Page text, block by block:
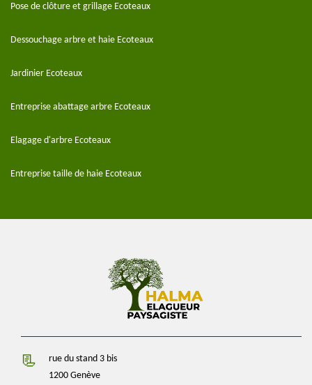
Pose de clôture et grillage Ecoteaux
Dessouchage arbre et haie Ecoteaux
Jardinier Ecoteaux
Entreprise abattage arbre Ecoteaux
Elagage d'arbre Ecoteaux
Entreprise taille de haie Ecoteaux
rue du stand 3 bis
1200 Genève